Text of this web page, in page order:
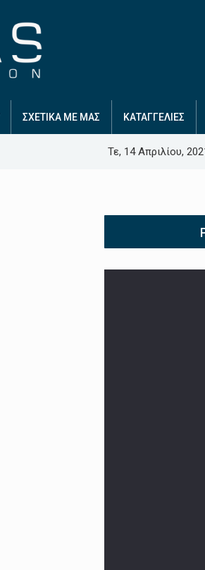
ΣΧΕΤΙΚΑ ΜΕ ΜΑΣ ΚΑΤΑΓΓΕΛΙΕΣ
Τε, 14 Απριλίου,